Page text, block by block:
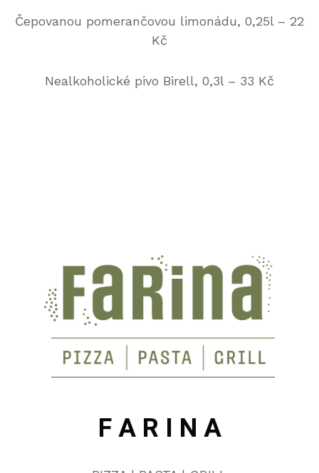
Čepovanou pomerančovou limonádu, 0,25l – 22
Kč
Nealkoholické pivo Birell, 0,3l – 33 Kč
F A R I N A